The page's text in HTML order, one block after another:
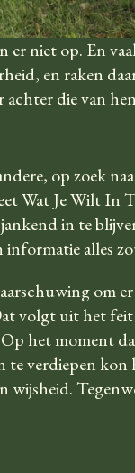
niet op. En
en raken
die van
op zoek
Wat Je Wilt In
in te
alles
om
volgt uit het feit
het moment
te verdiepen